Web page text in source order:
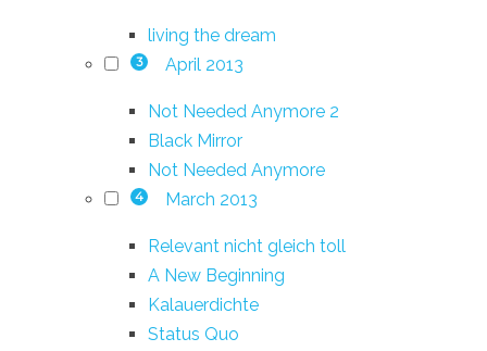
living the dream
3 April 2013
Not Needed Anymore 2
Black Mirror
Not Needed Anymore
4 March 2013
Relevant nicht gleich toll
A New Beginning
Kalauerdichte
Status Quo